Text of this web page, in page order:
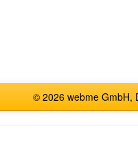
© 2026 webme GmbH,